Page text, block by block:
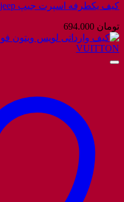
کیف یکطرفه اسپرت جیپ jeep وارداتی
تومان